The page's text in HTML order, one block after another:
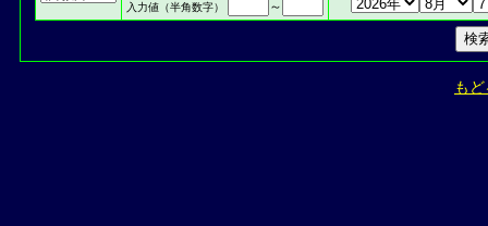
入力値（半角数字） ～
もど